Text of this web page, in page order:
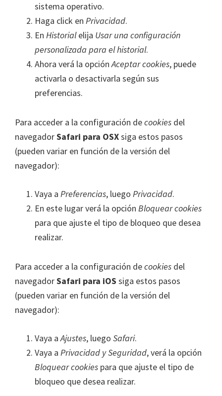
sistema operativo.
Haga click en Privacidad.
En Historialelija Usar una configuración
personalizada para el historial.
Ahora verá la opciónAceptar cookies, puede
activarla o desactivarla según sus
preferencias.
Para acceder a la configuración decookies del
navegadorSafari para OSXsiga estos pasos
(pueden variar en función de la versión del
navegador):
Vaya a Preferencias, luego Privacidad.
En este lugar verá la opción Bloquear cookies
para que ajuste el tipo de bloqueo que desea
realizar.
Para acceder a la configuración decookies del
navegadorSafari para iOS siga estos pasos
(pueden variar en función de la versión del
navegador):
Vaya aAjustes, luego Safari.
Vaya a Privacidad y Seguridad, verá la opción
Bloquear cookies para que ajuste el tipo de
bloqueo que desea realizar.